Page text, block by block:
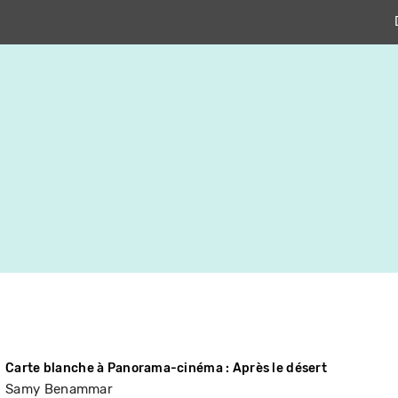
Carte blanche à Panorama-cinéma : Après le désert
Samy Benammar